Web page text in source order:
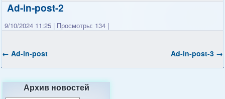
Ad-in-post-2
9/10/2024 11:25 | Просмотры: 134 |
← Ad-in-post Ad-in-post-3 →
Архив новостей